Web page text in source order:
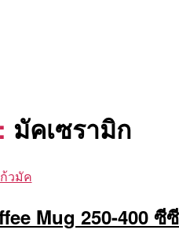
มัคเซรามิก
Categories
วมัค
Mug 250-400 ซีซี